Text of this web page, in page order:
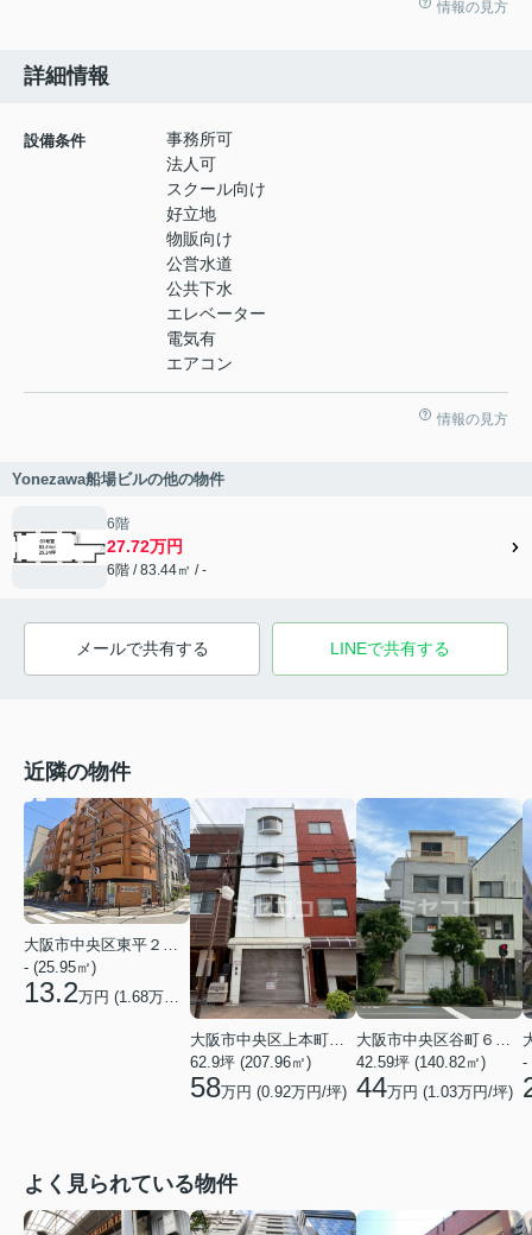
情報の見方
詳細情報
設備条件
事務所可
法人可
スクール向け
好立地
物販向け
公営水道
公共下水
エレベーター
電気有
エアコン
情報の見方
Yonezawa船場ビルの他の物件
6階
27.72万円
6階 / 83.44㎡ / -
メールで共有する LINEで共有する
近隣の物件
大阪市中央区東平２丁目
- (25.95㎡)
13.2万円 (1.68万円/坪)
大阪市中央区上本町西３丁目
62.9坪 (207.96㎡)
58万円 (0.92万円/坪)
大阪市中央区谷町６丁目
42.59坪 (140.82㎡)
44万円 (1.03万円/坪)
-
よく見られている物件